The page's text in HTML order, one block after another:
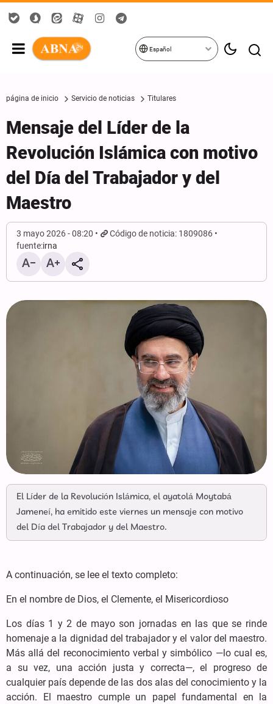
Español
página de inicio Servicio de noticias Titulares
Mensaje del Líder de la
Revolución Islámica con motivo
del Día del Trabajador y del
Maestro
3 mayo 2026 - 08:20
Código de noticia: 1809086
fuente:irna
El Líder de la Revolución Islámica, el ayatolá Moytabá
Jameneí, ha emitido este viernes un mensaje con motivo
del Día del Trabajador y del Maestro.
A continuación, se lee el texto completo:
En el nombre de Dios, el Clemente, el Misericordioso
Los días 1 y 2 de mayo son jornadas en las que se rinde
homenaje a la dignidad del trabajador y el valor del maestro.
Más allá del reconocimiento verbal y simbólico —lo cual es,
a su vez, una acción justa y correcta—, el progreso de
cualquier país depende de las dos alas del conocimiento y la
acción. El maestro cumple un papel fundamental en la